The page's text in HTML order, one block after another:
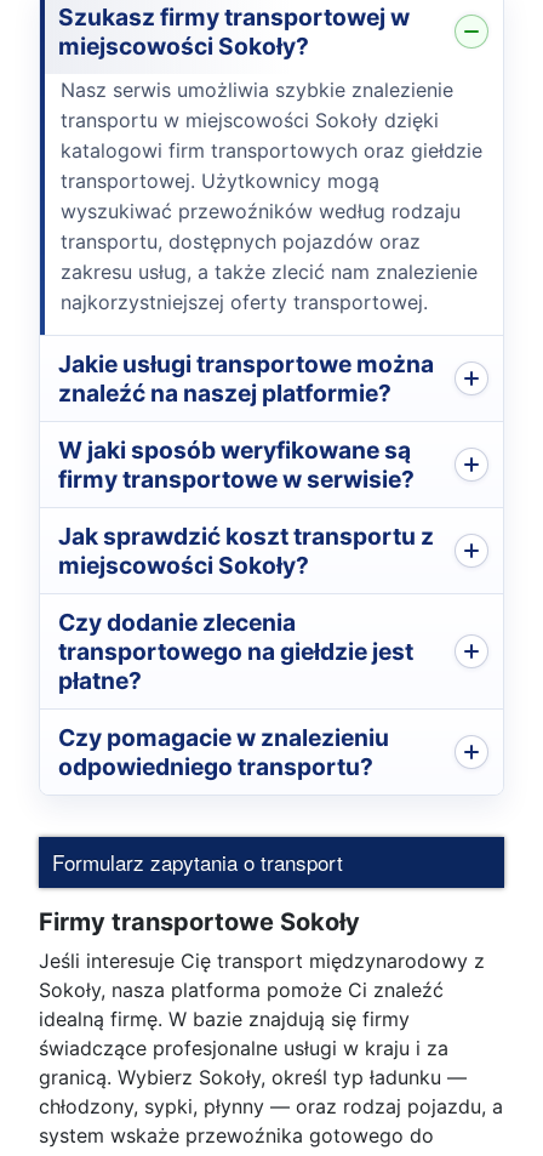
Szukasz firmy transportowej w
miejscowości Sokoły?
Nasz serwis umożliwia szybkie znalezienie
transportu w miejscowości Sokoły dzięki
katalogowi firm transportowych oraz giełdzie
transportowej. Użytkownicy mogą
wyszukiwać przewoźników według rodzaju
transportu, dostępnych pojazdów oraz
zakresu usług, a także zlecić nam znalezienie
najkorzystniejszej oferty transportowej.
Jakie usługi transportowe można
znaleźć na naszej platformie?
W jaki sposób weryfikowane są
firmy transportowe w serwisie?
Jak sprawdzić koszt transportu z
miejscowości Sokoły?
Czy dodanie zlecenia
transportowego na giełdzie jest
płatne?
Czy pomagacie w znalezieniu
odpowiedniego transportu?
Formularz zapytania o transport
Firmy transportowe Sokoły
Jeśli interesuje Cię transport międzynarodowy z
Sokoły, nasza platforma pomoże Ci znaleźć
idealną firmę. W bazie znajdują się firmy
świadczące profesjonalne usługi w kraju i za
granicą. Wybierz Sokoły, określ typ ładunku —
chłodzony, sypki, płynny — oraz rodzaj pojazdu, a
system wskaże przewoźnika gotowego do